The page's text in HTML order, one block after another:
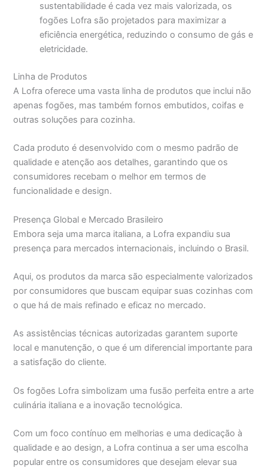
sustentabilidade é cada vez mais valorizada, os
fogões Lofra são projetados para maximizar a
eficiência energética, reduzindo o consumo de gás e
eletricidade.
Linha de Produtos
A Lofra oferece uma vasta linha de produtos que inclui não
apenas fogões, mas também fornos embutidos, coifas e
outras soluções para cozinha.
Cada produto é desenvolvido com o mesmo padrão de
qualidade e atenção aos detalhes, garantindo que os
consumidores recebam o melhor em termos de
funcionalidade e design.
Presença Global e Mercado Brasileiro
Embora seja uma marca italiana, a Lofra expandiu sua
presença para mercados internacionais, incluindo o Brasil.
Aqui, os produtos da marca são especialmente valorizados
por consumidores que buscam equipar suas cozinhas com
o que há de mais refinado e eficaz no mercado.
As assistências técnicas autorizadas garantem suporte
local e manutenção, o que é um diferencial importante para
a satisfação do cliente.
Os fogões Lofra simbolizam uma fusão perfeita entre a arte
culinária italiana e a inovação tecnológica.
Com um foco contínuo em melhorias e uma dedicação à
qualidade e ao design, a Lofra continua a ser uma escolha
popular entre os consumidores que desejam elevar sua